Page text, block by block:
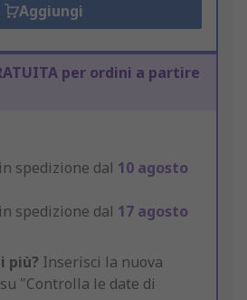
Aggiungi
per ordini a partire
spedizione dal 10 agosto
spedizione dal 17 agosto
più? Inserisci la nuova
"Controlla le date di